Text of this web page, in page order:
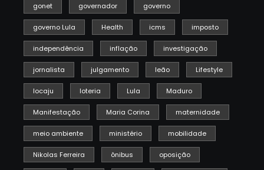
gonet governador governo
governo Lula Health icms imposto
independência inflação investigação
jornalista julgamento leão Lifestyle
locaju loteria Lula Maduro
Manifestação Maria Corina maternidade
meio ambiente ministério mobilidade
Nikolas Ferreira ônibus oposição